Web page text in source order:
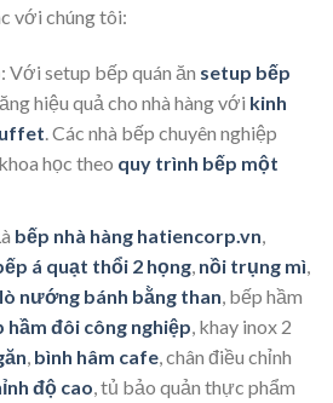
với chúng tôi:
: Với setup bếp quán ăn setup bếp
hiệu quả cho nhà hàng với kinh
. Các nhà bếp chuyên nghiệp
học theo quy trình bếp một
bếp nhà hàng hatiencorp.vn
á quạt thổi 2 họng, nồi trụng mì
lò nướng bánh bằng than , bếp hầm
hầm đôi công nghiệp , khay inox 2
bình hâm cafe, chân điều chỉnh
độ cao , tủ bảo quản thực phẩm